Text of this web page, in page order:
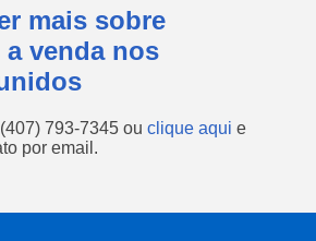
mais sobre
a venda nos
793-7345 ou clique aqui e
por email.